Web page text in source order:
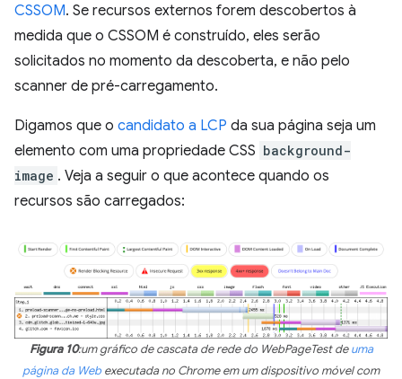
CSSOM. Se recursos externos forem descobertos à
medida que o CSSOM é construído, eles serão
solicitados no momento da descoberta, e não pelo
scanner de pré-carregamento.
Digamos que o candidato a LCP da sua página seja um
elemento com uma propriedade CSS background-
image . Veja a seguir o que acontece quando os
recursos são carregados:
Figura 10:um gráfico de cascata de rede do WebPageTest deuma
página da Webexecutada no Chrome em um dispositivo móvel com